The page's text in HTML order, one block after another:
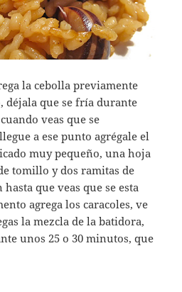
la cebolla previamente
déjala que se fría durante
veas que se
a ese punto agrégale el
muy pequeño, una hoja
tomillo y dos ramitas de
que veas que se esta
agrega los caracoles, ve
la mezcla de la batidora,
unos 25 o 30 minutos, que